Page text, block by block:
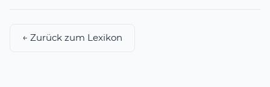
← Zurück zum Lexikon